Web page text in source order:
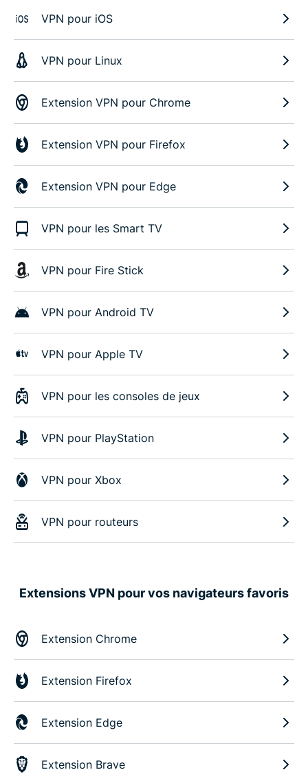
VPN pour iOS
VPN pour Linux
Extension VPN pour Chrome
Extension VPN pour Firefox
Extension VPN pour Edge
VPN pour les Smart TV
VPN pour Fire Stick
VPN pour Android TV
VPN pour Apple TV
VPN pour les consoles de jeux
VPN pour PlayStation
VPN pour Xbox
VPN pour routeurs
Extensions VPN pour vos navigateurs favoris
Extension Chrome
Extension Firefox
Extension Edge
Extension Brave